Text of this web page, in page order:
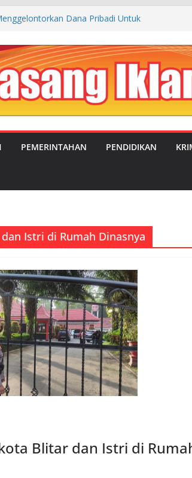
Dana Pribadi Untuk
BELI ANTARA OKNUM SATRES
LEBAK DENGAN TEMPAT REHABILITASI
MANDOR KILAP DUKUNG PENUH
DESA SATRIAJAYA PERIODE 2026–
Program MBG, Efektifkan Kantin
PEMERINTAHAN PENDIDIKAN
Istri di Rumah Dinasnya
Blitar dan Istri di